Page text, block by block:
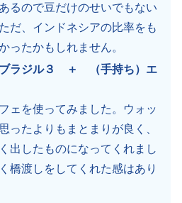
るので豆だけのせいでもない
だ、インドネシアの比率をも
ったかもしれません。
ラジル３ ＋ （手持ち）エ
ェを使ってみました。ウォッ
ったよりもまとまりが良く、
出したものになってくれまし
橋渡しをしてくれた感はあり